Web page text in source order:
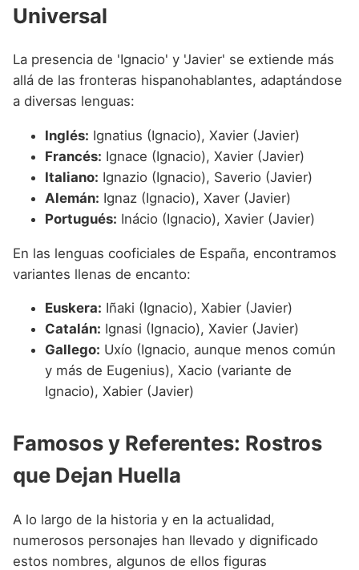
Universal
La presencia de 'Ignacio' y 'Javier' se extiende más
allá de las fronteras hispanohablantes, adaptándose
a diversas lenguas:
Inglés: Ignatius (Ignacio), Xavier (Javier)
Francés: Ignace (Ignacio), Xavier (Javier)
Italiano: Ignazio (Ignacio), Saverio (Javier)
Alemán: Ignaz (Ignacio), Xaver (Javier)
Portugués: Inácio (Ignacio), Xavier (Javier)
En las lenguas cooficiales de España, encontramos
variantes llenas de encanto:
Euskera: Iñaki (Ignacio), Xabier (Javier)
Catalán: Ignasi (Ignacio), Xavier (Javier)
Gallego: Uxío (Ignacio, aunque menos común
y más de Eugenius), Xacio (variante de
Ignacio), Xabier (Javier)
Famosos y Referentes: Rostros
que Dejan Huella
A lo largo de la historia y en la actualidad,
numerosos personajes han llevado y dignificado
estos nombres, algunos de ellos figuras